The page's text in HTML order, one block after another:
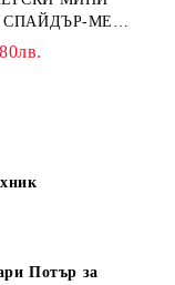
СПАЙДЪР-МЕН:
71050
Потър за